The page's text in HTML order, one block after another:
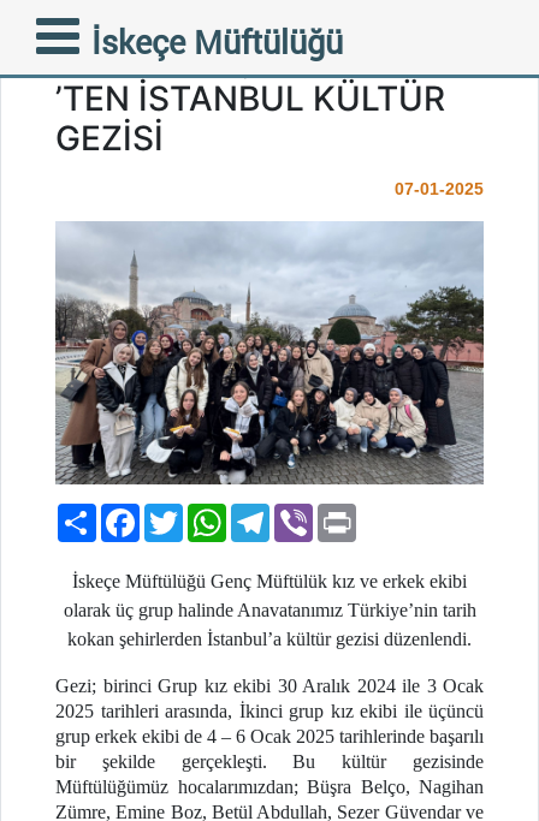
İskeçe Müftülüğü
İSKEÇE MÜFTÜLÜĞÜNE
BAĞLI GENÇ MÜFTÜLÜK
’TEN İSTANBUL KÜLTÜR
GEZİSİ
07-01-2025
PaylaşFacebook
TwitterWhatsAppTelegram
Viber
İskeçe Müftülüğü Genç Müftülük kız ve erkek ekibi
olarak üç grup halinde Anavatanımız Türkiye’nin tarih
kokan şehirlerden İstanbul’a kültür gezisi düzenlendi.
Gezi; birinci Grup kız ekibi 30 Aralık 2024 ile 3 Ocak
2025 tarihleri arasında, İkinci grup kız ekibi ile üçüncü
grup erkek ekibi de 4 – 6 Ocak 2025 tarihlerinde başarılı
bir şekilde gerçekleşti. Bu kültür gezisinde
Müftülüğümüz hocalarımızdan; Büşra Belço, Nagihan
Zümre, Emine Boz, Betül Abdullah, Sezer Güvendar ve